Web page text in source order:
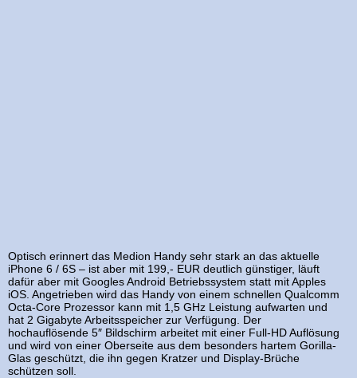
Optisch erinnert das Medion Handy sehr stark an das aktuelle
iPhone 6 / 6S – ist aber mit 199,- EUR deutlich günstiger, läuft
dafür aber mit Googles Android Betriebssystem statt mit Apples
iOS. Angetrieben wird das Handy von einem schnellen Qualcomm
Octa-Core Prozessor kann mit 1,5 GHz Leistung aufwarten und
hat 2 Gigabyte Arbeitsspeicher zur Verfügung. Der
hochauflösende 5″ Bildschirm arbeitet mit einer Full-HD Auflösung
und wird von einer Oberseite aus dem besonders hartem Gorilla-
Glas geschützt, die ihn gegen Kratzer und Display-Brüche
schützen soll.